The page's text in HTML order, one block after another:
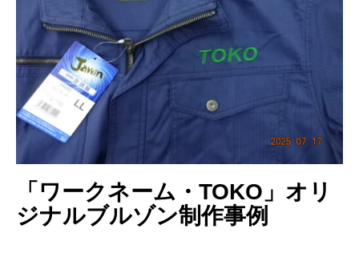
「ワークネーム・TOKO」オリ
ジナルブルゾン制作事例